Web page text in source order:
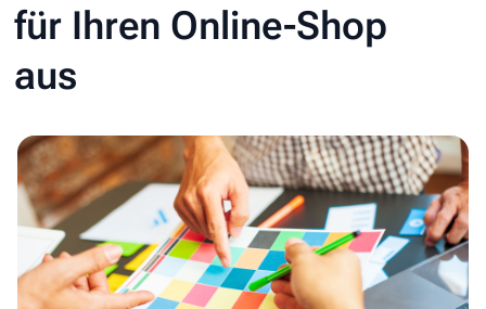
für Ihren Online-Shop
aus